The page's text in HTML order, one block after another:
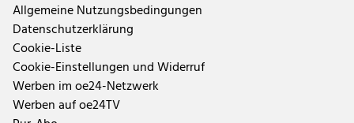
Allgemeine Nutzungsbedingungen
Datenschutzerklärung
Cookie-Liste
Cookie-Einstellungen und Widerruf
Werben im oe24-Netzwerk
Werben auf oe24TV